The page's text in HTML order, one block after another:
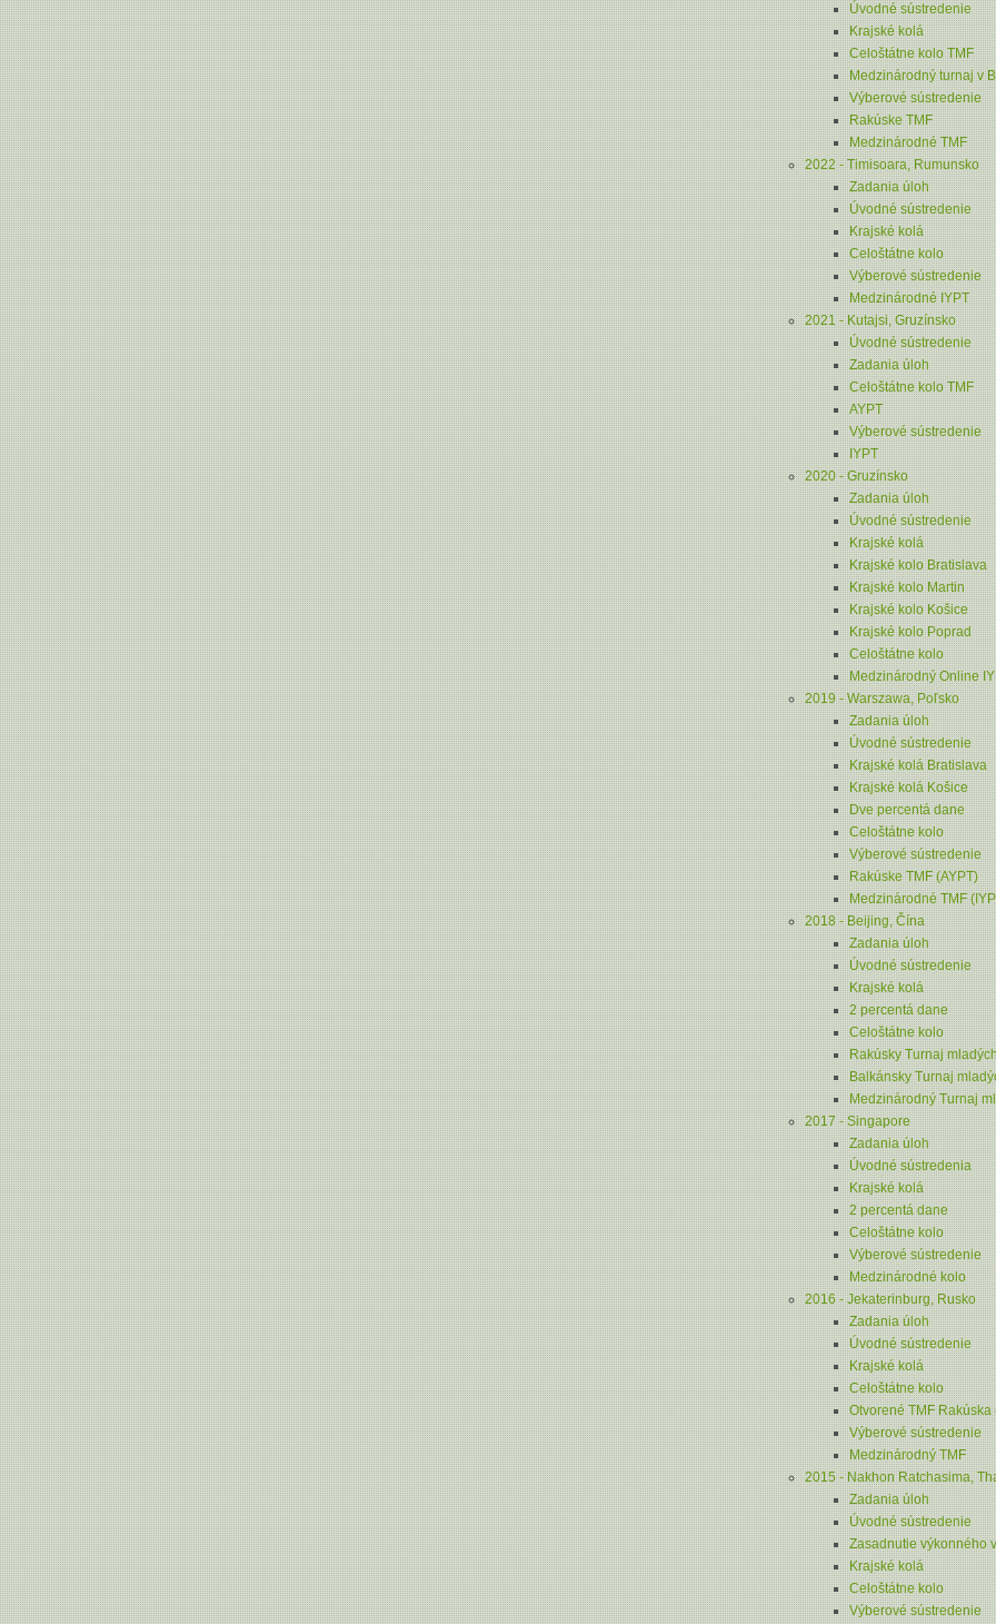
Úvodné sústredenie
Krajské kolá
Celoštátne kolo TMF
Medzinárodný turnaj v
Výberové sústredenie
Rakúske TMF
Medzinárodné TMF
2022 - Timisoara, Rumunsko
Zadania úloh
Úvodné sústredenie
Krajské kolá
Celoštátne kolo
Výberové sústredenie
Medzinárodné IYPT
2021 - Kutajsi, Gruzínsko
Úvodné sústredenie
Zadania úloh
Celoštátne kolo TMF
AYPT
Výberové sústredenie
IYPT
2020 - Gruzínsko
Zadania úloh
Úvodné sústredenie
Krajské kolá
Krajské kolo Bratislava
Krajské kolo Martin
Krajské kolo Košice
Krajské kolo Poprad
Celoštátne kolo
Medzinárodný Online
2019 - Warszawa, Poľsko
Zadania úloh
Úvodné sústredenie
Krajské kolá Bratislava
Krajské kolá Košice
Dve percentá dane
Celoštátne kolo
Výberové sústredenie
Rakúske TMF (AYPT)
Medzinárodné TMF
2018 - Beijing, Čína
Zadania úloh
Úvodné sústredenie
Krajské kolá
2 percentá dane
Celoštátne kolo
Rakúsky Turnaj
Balkánsky Turnaj
Medzinárodný Turnaj
2017 - Singapore
Zadania úloh
Úvodné sústredenia
Krajské kolá
2 percentá dane
Celoštátne kolo
Výberové sústredenie
Medzinárodné kolo
2016 - Jekaterinburg, Rusko
Zadania úloh
Úvodné sústredenie
Krajské kolá
Celoštátne kolo
Otvorené TMF Rakúska
Výberové sústredenie
Medzinárodný TMF
2015 - Nakhon Ratchasima,
Zadania úloh
Úvodné sústredenie
Zasadnutie výkonného
Krajské kolá
Celoštátne kolo
Výberové sústredenie